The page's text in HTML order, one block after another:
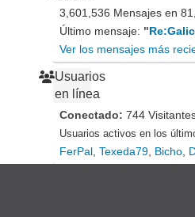
3,601,536 Mensajes en
Último mensaje: "
Ver los mensajes más
Usuarios
en línea
Conectado:744
Usuarios activos en los
FerPal ,Texeda79 Bicho